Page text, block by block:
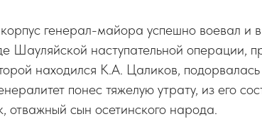
генерал-майора успешно воевал и
Шауляйской наступательной операции,
находился К.А. Цаликов,
понес тяжелую утрату, из его
отважный сын осетинского народа.